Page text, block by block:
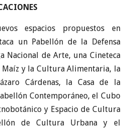
espacios propuestos en
un Pabellón de la Defensa
Nacional de Arte, una Cineteca
Maíz y la Cultura Alimentaria, la
Cárdenas, la Casa de la
Contemporáneo, el Cubo
y Espacio de Cultura
de Cultura Urbana y el